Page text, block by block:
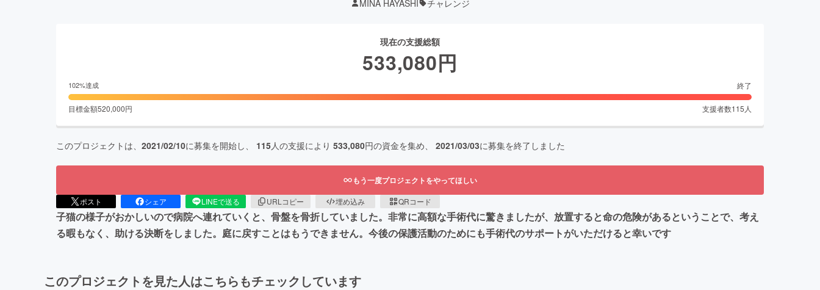
MINA HAYASHI チャレンジ
現在の支援総額
533,080円
102%達成 終了
目標金額520,000円 支援者数115 人
このプロジェクトは、 2021/02/10に募集を開始し、 115人の支援により 533,080円の資金を集め、 2021/03/03に募集を終了しました
もう一度プロジェクトをやってほしい
ポスト シェア LINEで送る URLコピー 埋め込み QRコード
子猫の様子がおかしいので病院へ連れていくと、骨盤を骨折していました。非常に高額な手術代に驚きましたが、放置すると命の危険があるということで、考え
る暇もなく、助ける決断をしました。庭に戻すことはもうできません。今後の保護活動のためにも手術代のサポートがいただけると幸いです
このプロジェクトを見た人はこちらもチェックしています